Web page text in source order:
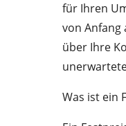
für Ihren
von Anfang
über Ihre
Was ist ein